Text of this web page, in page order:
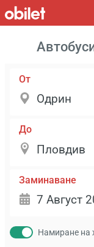
От
До
Заминаване
Намиране на